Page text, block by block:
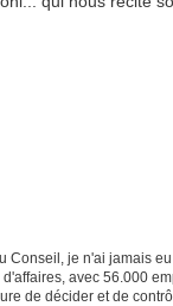
Conseil, je n'ai jamais
avec 56.000
de décider et de